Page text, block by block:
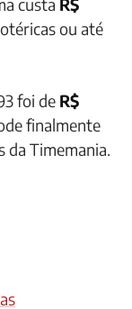
custa R$
ou até
foi de R$
finalmente
da Timemania.